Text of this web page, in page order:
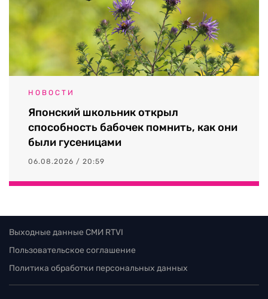
НОВОСТИ
Японский школьник открыл
способность бабочек помнить, как они
были гусеницами
06.08.2026 / 20:59
Выходные данные СМИ RTVI
Пользовательское соглашение
Политика обработки персональных данных